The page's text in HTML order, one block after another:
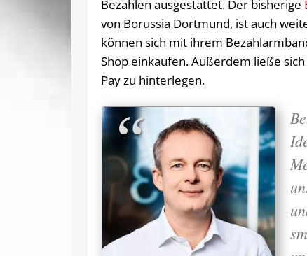
Bezahlen ausgestattet. Der bisherige
von Borussia Dortmund, ist auch
können sich mit ihrem
Shop einkaufen. Außerdem ließe
Pay zu hinterlegen.